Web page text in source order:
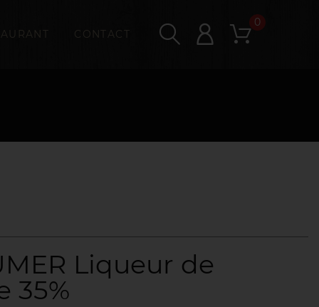
CONTACT
0
Liqueur de
35%